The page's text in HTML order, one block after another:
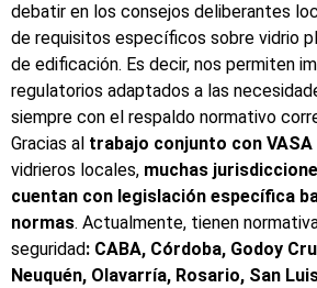
debatir en los consejos deliberantes
de requisitos específicos sobre vidrio
de edificación. Es decir, nos permiten
regulatorios adaptados a las
siempre con el respaldo normativo
Gracias al trabajo conjunto con VASA
vidrieros locales, muchas
cuentan con legislación específica
normas. Actualmente, tienen
seguridad: CABA, Córdoba, Godoy
Neuquén, Olavarría, Rosario, San